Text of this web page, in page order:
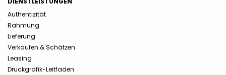
Authentizität
Rahmung
Lieferung
Verkaufen & Schätzen
Leasing
Druckgrafik-Leitfaden